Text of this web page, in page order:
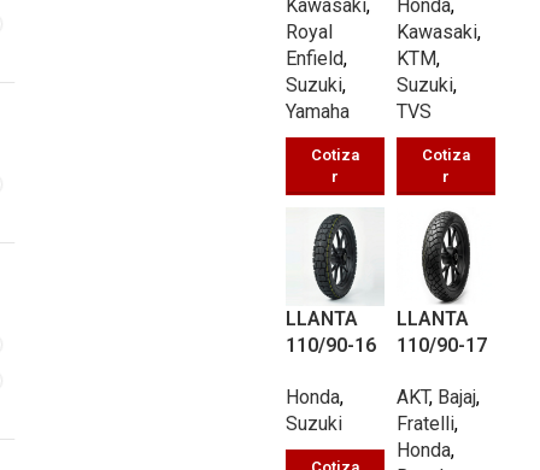
62/P
Kawasaki,
Royal
Enfield,
Suzuki,
Yamaha
Cotiza
r
Honda,
Kawasaki,
KTM,
Suzuki,
TVS
Cotiza
r
LLANTA
110/90-16
A UB126
TL 65/P
Honda,
Suzuki
LLANTA
110/90-17
PÓSITO
UB311 TT
66/P
AKT, Bajaj,
Fratelli,
Honda,